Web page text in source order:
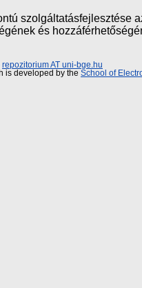
szolgáltatásfejlesztése
és
repozitorium AT uni-bge.hu
is developed by the School of